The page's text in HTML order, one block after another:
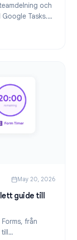
och
Tasks.
sätt att hantera
May 20, 2026
guide till
från